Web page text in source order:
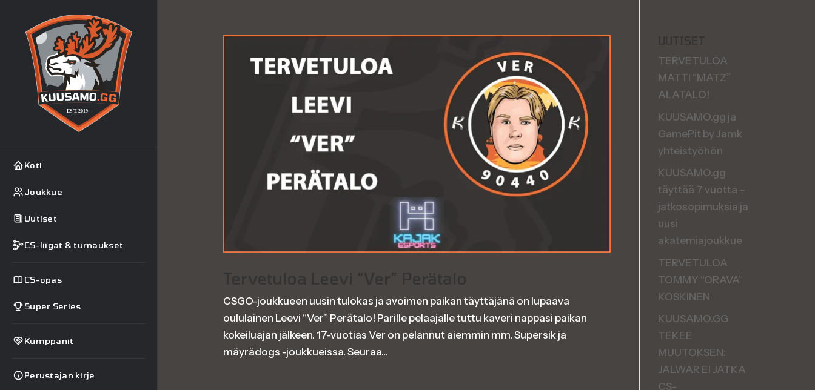
Koti
Joukkue
Uutiset
CS-liigat & turnaukset
CS-opas
Super Series
Kumppanit
Perustajan kirje
CSGO-joukkueen uusin tulokas ja avoimen paikan täyttäjänä on lupaava
oululainen Leevi “Ver” Perätalo! Parille pelaajalle tuttu kaveri nappasi paikan
kokeiluajan jälkeen. 17-vuotias Ver on pelannut aiemmin mm. Supersik ja
mäyrädogs -joukkueissa. Seuraa...
TERVETULOA
MATTI “MATZ”
ALATALO!
KUUSAMO.gg ja
GamePit by Jamk
yhteistyöhön
KUUSAMO.gg
täyttää 7 vuotta –
jatkosopimuksia ja
uusi
akatemiajoukkue
TERVETULOA
TOMMY “ORAVA”
KOSKINEN
KUUSAMO.GG
TEKEE
MUUTOKSEN:
JALWAR EI JATKA
CS-